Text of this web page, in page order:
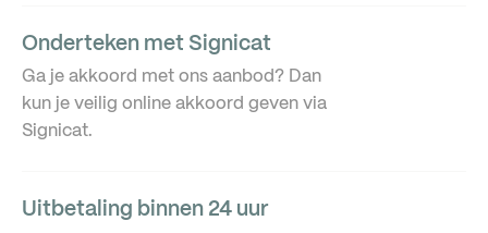
Onderteken met Signicat
Ga je akkoord met ons aanbod? Dan
kun je veilig online akkoord geven via
Signicat.
Uitbetaling binnen 24 uur